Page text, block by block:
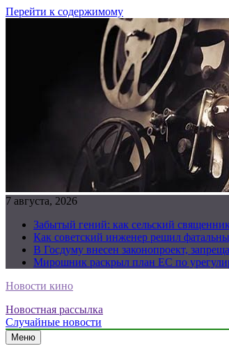
Перейти к содержимому
7 августа, 2026
Забытый гений: как сельский
Как советский инженер решил
В Госдуму внесен законопроект,
Мирошник раскрыл план ЕС по
Новости кино
Новостная рассылка
Случайные новости
Меню